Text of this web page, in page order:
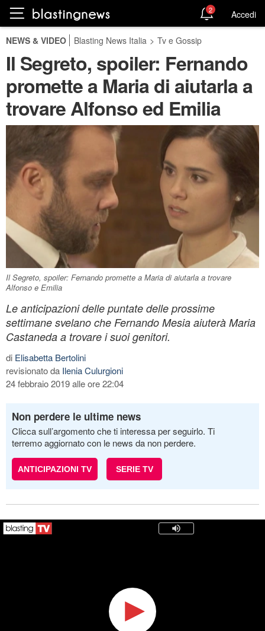
2 Accedi
NEWS & VIDEO Blasting News Italia > Tv e Gossip
Il Segreto, spoiler: Fernando
promette a Maria di aiutarla a
trovare Alfonso ed Emilia
Il Segreto, spoiler: Fernando promette a Maria di aiutarla a trovare
Alfonso e Emilia
Le anticipazioni delle puntate delle prossime
settimane svelano che Fernando Mesia aiuterà Maria
Castaneda a trovare i suoi genitori.
di Elisabetta Bertolini
revisionato da Ilenia Culurgioni
24 febbraio 2019 alle ore 22:04
Non perdere le ultime news
Clicca sull’argomento che ti interessa per seguirlo. Ti
terremo aggiornato con le news da non perdere.
ANTICIPAZIONI TV SERIE TV